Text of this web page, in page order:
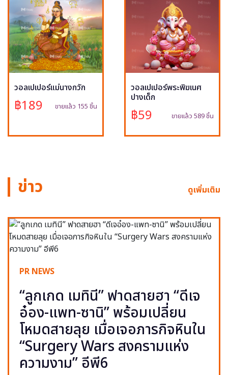
วอลเปเปอร์แม่นางกวัก
฿189 ขายแล้ว 155 ชิ้น
วอลเปเปอร์พระพิฆเนศ
ปางเด็ก
฿59 ขายแล้ว 589 ชิ้น
ข่าว ดูเพิ่มเติม
PR NEWS
“ลูกเกด เมทินี” ฟาดสายฮา “ดีเจ
อ๋อง-แพท-ซานิ” พร้อมเปลี่ยน
โหมดสายลุย เมื่อเจอภารกิจหินใน
“Surgery Wars สงครามแห่ง
ความงาม” อีพี6